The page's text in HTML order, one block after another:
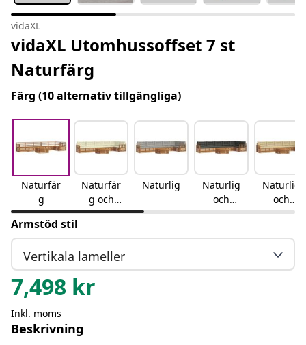
vidaXL
vidaXL Utomhussoffset 7 st
Naturfärg
Färg (10 alternativ tillgängliga)
Naturfär
g
Naturfär
g och
gräddvit
Naturlig
Naturlig
och
antracit
Naturlig
och
beige
Armstöd stil
Vertikala lameller
7,498 kr
Inkl. moms
Beskrivning